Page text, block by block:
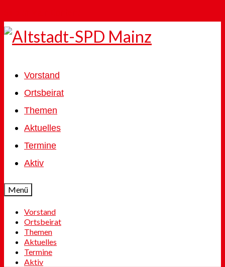
Vorstand
Ortsbeirat
Themen
Aktuelles
Termine
Aktiv
Menü
Vorstand
Ortsbeirat
Themen
Aktuelles
Termine
Aktiv